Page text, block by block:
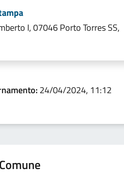
I, 07046 Porto Torres SS,
24/04/2024, 11:12